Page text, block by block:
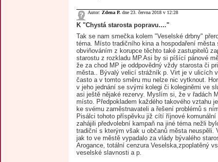
Autor: Zdena P. dne 23. června 2018 v 12:28
K "Chystá starosta popravu...."
Tak se nam smečka kolem "Veselské drbny"
téma. Místo tradičního kina a hospodaření města
obviňováním z korupce těchto také zastupitelů
starostu z rozkladu MP.Asi by si píšící pánové
že za chod MP je oddpovědný vždy starosta či
města.. Bývalý velicí strážník p. Virt je v ulicích
často a v tomto směru mu nelze nic vytknout.
v jeho jednání se svými kolegi či koleginěmi ve
asi ještě nějaké rezervy. Myslím si, že v řadách
místo. Předpokladem každého takového vztahu
ke svému zaměstnavateli a řešení problémů s
Pisálci tohoto příspěvku již cítí říjnové komunální
zahájili předvolební kampaň na jiné téma nežli
tradiční s kterým však u občanů města neuspěli.
jak to ve městě vypadalo za vlády bývalého
Arogance, totální cenzura Veselska,zpoplatěný
veselské slavnosti a p.